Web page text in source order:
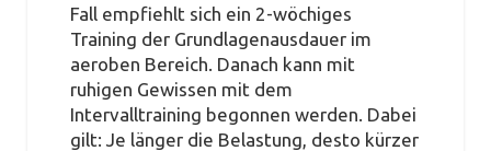
Fall empfiehlt sich ein 2-wöchiges
Training der Grundlagenausdauer im
aeroben Bereich. Danach kann mit
ruhigen Gewissen mit dem
Intervalltraining begonnen werden. Dabei
gilt: Je länger die Belastung, desto kürzer